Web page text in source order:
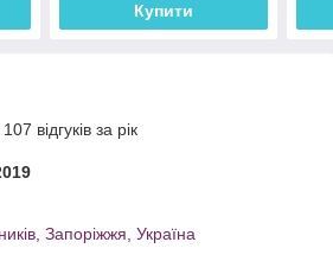
Купити
відгуків за рік
Запоріжжя, Україна